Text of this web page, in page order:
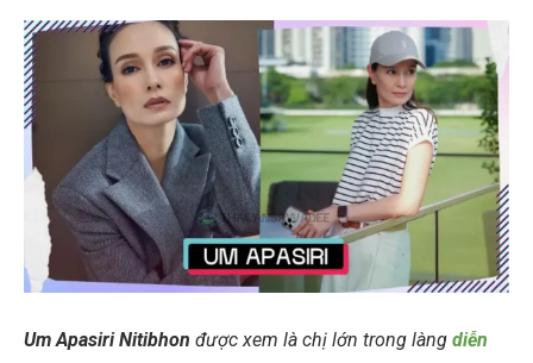
Um Apasiri Nitibhon được xem là chị lớn trong làng diễn